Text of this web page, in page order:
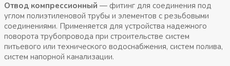
Отвод компрессионный — фитинг для соединения под
углом полиэтиленовой трубы и элементов с резьбовыми
соединениями. Применяется для устройства надежного
поворота трубопровода при строительстве систем
питьевого или технического водоснабжения, систем полива,
систем напорной канализации.